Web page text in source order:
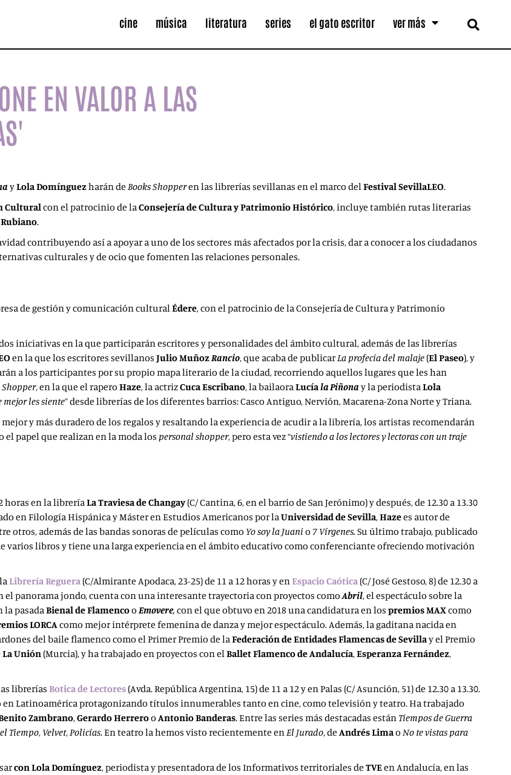
cine música literatura series el gato escritor ver más
EN VALOR A LAS
yLola Domínguezharán de Books Shopperen las librerías sevillanas en el marco delFestival SevillaLEO.
Culturalcon el patrocinio de laConsejería de Cultura y Patrimonio Histórico, incluye también rutas literarias
.
contribuyendo así a apoyar a uno de los sectores más afectados por la crisis, dar a conocer a los ciudadanos
culturales y de ocio que fomenten las relaciones personales.
de gestión y comunicación culturalÉdere, con el patrocinio de la Consejería de Cultura y Patrimonio
iniciativas en la que participarán escritores y personalidades del ámbito cultural, además de las librerías
en la que los escritores sevillanos Julio MuñozRancio, que acaba de publicarLa profecía del malaje (El Paseo), y
a los participantes por su propio mapa literario de la ciudad, recorriendo aquellos lugares que les han
Shopper, en la que el rapero Haze, la actrizCuca Escribano, la bailaoraLucíala Piñona y la periodistaLola
mejor les siente” desde librerías de los diferentes barrios: Casco Antiguo, Nervión, Macarena-Zona Norte y Triana.
y más duradero de los regalos y resaltando la experiencia de acudir a la librería, los artistas recomendarán
papel que realizan en la moda los personal shopper, pero esta vez “vistiendo a los lectores y lectoras con un traje
horas en la libreríaLa Traviesa de Changay(C/ Cantina, 6, en el barrio de San Jerónimo) y después, de 12.30 a 13.30
en Filología Hispánica y Máster en Estudios Americanos por laUniversidad de Sevilla,Hazees autor de
otros, además de las bandas sonoras de películas como Yo soy la Juanio 7 Vírgenes. Su último trabajo, publicado
varios libros y tiene una larga experiencia en el ámbito educativo como conferenciante ofreciendo motivación
Librería Reguera (C/Almirante Apodaca, 23-25) de 11 a 12 horas y enEspacio Caótica (C/ José Gestoso, 8) de 12.30 a
el panorama jondo, cuenta con una interesante trayectoria con proyectos comoAbril, el espectáculo sobre la
la pasadaBienal de FlamencooEmovere, con el que obtuvo en 2018 una candidatura en los premiosMAXcomo
LORCAcomo mejor intérprete femenina de danza y mejor espectáculo. Además, la gaditana nacida en
del baile flamenco como el Primer Premio de laFederación de Entidades Flamencas de Sevillay el Premio
La Unión (Murcia), y ha trabajado en proyectos con elBallet Flamenco de Andalucía,Esperanza Fernández,
libreríasBotica de Lectores (Avda. República Argentina, 15) de 11 a 12 y en Palas (C/ Asunción, 51) de 12.30 a 13.30.
en Latinoamérica protagonizando títulos innumerables tanto en cine, como televisión y teatro. Ha trabajado
Zambrano,Gerardo HerrerooAntonio Banderas. Entre las series más destacadas están Tiempos de Guerra
Tiempo, Velvet,Policías. En teatro la hemos visto recientemente enEl Jurado, deAndrés Limao No te vistas para
con Lola Domínguez, periodista y presentadora de los Informativos territoriales de TVEen Andalucía, en las